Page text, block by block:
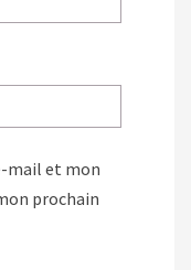
mail et mon
prochain